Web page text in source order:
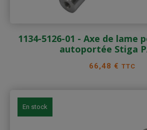
1134-5126-01 - Axe de lame
autoportée Stiga
Prix
66,48 € TTC
En stock